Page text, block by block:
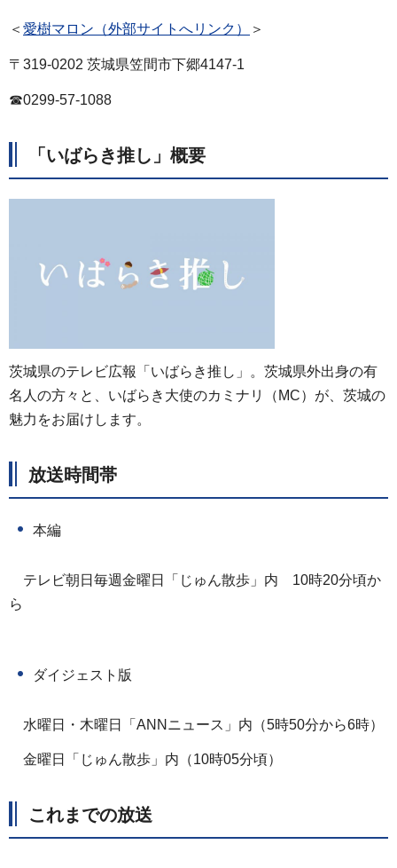
＜ 愛樹マロン（外部サイトへリンク） ＞
〒319-0202 茨城県笠間市下郷4147-1
☎0299-57-1088
「いばらき推し」概要
茨城県のテレビ広報「いばらき推し」。茨城県外出身の有
名人の方々と、いばらき大使のカミナリ（MC）が、茨城の
魅力をお届けします。
放送時間帯
本編
テレビ朝日毎週金曜日「じゅん散歩」内 10時20分頃か
ら
ダイジェスト版
水曜日・木曜日「ANNニュース」内（5時50分から6時）
金曜日「じゅん散歩」内（10時05分頃）
これまでの放送